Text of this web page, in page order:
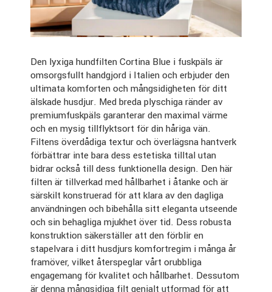
Den lyxiga hundfilten Cortina Blue i fuskpäls är
omsorgsfullt handgjord i Italien och erbjuder den
ultimata komforten och mångsidigheten för ditt
älskade husdjur. Med breda plyschiga ränder av
premiumfuskpäls garanterar den maximal värme
och en mysig tillflyktsort för din håriga vän.
Filtens överdådiga textur och överlägsna hantverk
förbättrar inte bara dess estetiska tilltal utan
bidrar också till dess funktionella design. Den här
filten är tillverkad med hållbarhet i åtanke och är
särskilt konstruerad för att klara av den dagliga
användningen och bibehålla sitt eleganta utseende
och sin behagliga mjukhet över tid. Dess robusta
konstruktion säkerställer att den förblir en
stapelvara i ditt husdjurs komfortregim i många år
framöver, vilket återspeglar vårt orubbliga
engagemang för kvalitet och hållbarhet. Dessutom
är denna mångsidiga filt genialt utformad för att